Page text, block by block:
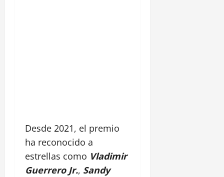
Desde 2021, el premio
ha reconocido a
estrellas como Vladimir
Guerrero Jr., Sandy